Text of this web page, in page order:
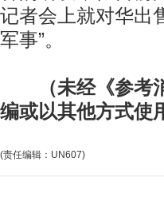
记者会上就对华出
军事”。
（未经《参
编或以其他方式使
(责任编辑：UN607)